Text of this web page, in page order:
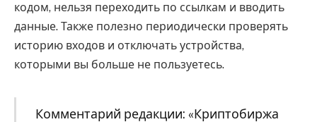
кодом, нельзя переходить по ссылкам и вводить
данные. Также полезно периодически проверять
историю входов и отключать устройства,
которыми вы больше не пользуетесь.
Комментарий редакции: «Криптобиржа